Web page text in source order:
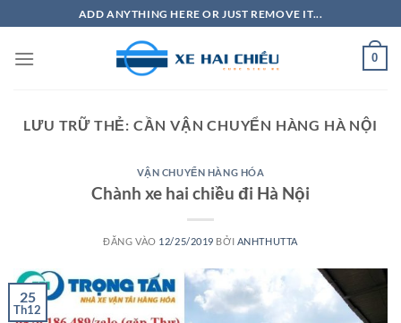
qua
nội
ADD ANYTHING HERE OR JUST REMOVE IT...
0
LƯU TRỮ THẺ: CẦN VẬN CHUYỂN HÀNG HÀ NỘI
VẬN CHUYỂN HÀNG HÓA
Chành xe hai chiều đi Hà Nội
ĐĂNG VÀO 12/25/2019 BỞI ANHTHUTTA
25
Th12